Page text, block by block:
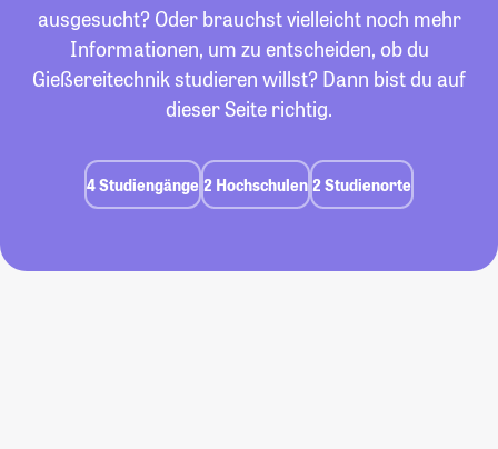
ausgesucht? Oder brauchst vielleicht noch mehr
Informationen, um zu entscheiden, ob du
Gießereitechnik studieren willst? Dann bist du auf
dieser Seite richtig.
4 Studiengänge 2 Hochschulen 2 Studienorte